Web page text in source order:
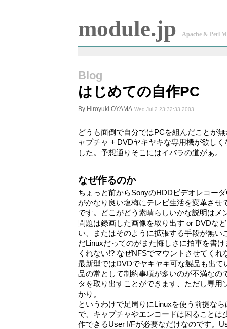
module.jp Apache & Perl
Blog
はじめての自作PC
By Hiroyuki OYAMA Wed Jul 2 23:32:33 2003
どうも面倒で自分ではPCを組んだことが
ャプチャ + DVDヤキヤキな専用機が欲し
した。予想通りそこにはイバラの道がぁ。
なぜ作るのか
ちょっと前からSonyのHDDビデオレコー
がかなり良い塩梅にテレビ生活を変革させ
です。どこがどう素晴らしいかな説明はメ
問題は録画した画像を取り出す or DVDな
い、またはそのように拡張する手段が無い
だLinuxだってのがまた悔しさに拍車を書
くれない!? なぜNFSでマウントさせてくれ
最新型ではDVDでヤキヤキ可な製品も出て
品の常として制約事項が多いのが不満なの
タを取り出すことができます、ただし専用
かり。
というわけで足周りにLinuxを使う前提な
で、キャプチャやエンコードは困ることは
作できるUser I/Fが必要なだけなのです。